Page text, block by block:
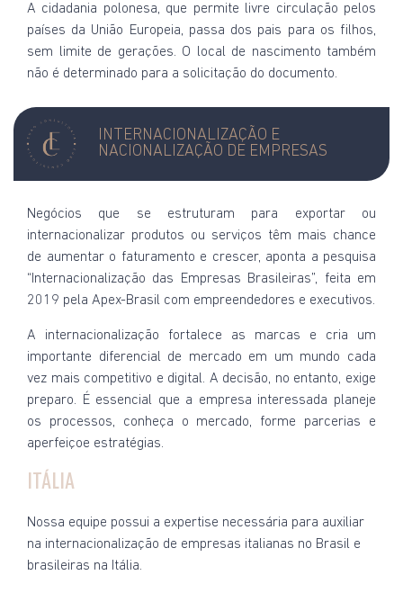
A cidadania polonesa, que permite livre circulação pelos
países da União Europeia, passa dos pais para os filhos,
sem limite de gerações. O local de nascimento também
não é determinado para a solicitação do documento.
INTERNACIONALIZAÇÃO E
NACIONALIZAÇÃO DE EMPRESAS
Negócios que se estruturam para exportar ou
internacionalizar produtos ou serviços têm mais chance
de aumentar o faturamento e crescer, aponta a pesquisa
“Internacionalização das Empresas Brasileiras”, feita em
2019 pela Apex-Brasil com empreendedores e executivos.
A internacionalização fortalece as marcas e cria um
importante diferencial de mercado em um mundo cada
vez mais competitivo e digital. A decisão, no entanto, exige
preparo. É essencial que a empresa interessada planeje
os processos, conheça o mercado, forme parcerias e
aperfeiçoe estratégias.
ITÁLIA
Nossa equipe possui a expertise necessária para auxiliar
na internacionalização de empresas italianas no Brasil e
brasileiras na Itália.